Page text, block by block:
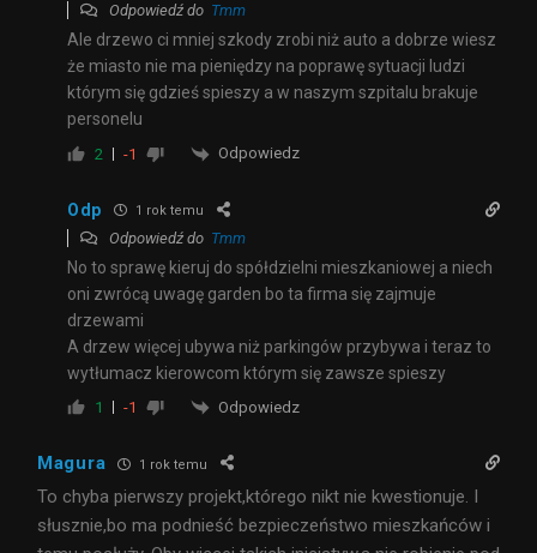
Odpowiedź do Tmm
Ale drzewo ci mniej szkody zrobi niż auto a dobrze wiesz
że miasto nie ma pieniędzy na poprawę sytuacji ludzi
którym się gdzieś spieszy a w naszym szpitalu brakuje
personelu
2 -1 Odpowiedz
Odp 1 rok temu
Odpowiedź do Tmm
No to sprawę kieruj do spółdzielni mieszkaniowej a niech
oni zwrócą uwagę garden bo ta firma się zajmuje
drzewami
A drzew więcej ubywa niż parkingów przybywa i teraz to
wytłumacz kierowcom którym się zawsze spieszy
1 -1 Odpowiedz
Magura 1 rok temu
To chyba pierwszy projekt,którego nikt nie kwestionuje. I
słusznie,bo ma podnieść bezpieczeństwo mieszkańców i